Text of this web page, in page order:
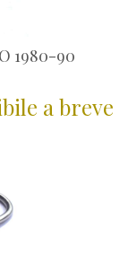
1980-90
a breve